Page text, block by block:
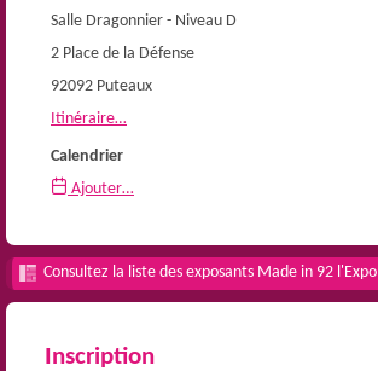
Salle Dragonnier - Niveau D
2 Place de la Défense
92092 Puteaux
Itinéraire…
Calendrier
Ajouter…
Consultez la liste des exposants Made in 92 l'Expo
Inscription